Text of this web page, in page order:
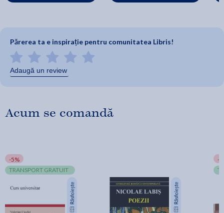
Părerea ta e inspirație pentru comunitatea Libris!
Adaugă un review
Acum se comandă
-5%
TRANSPORT GRATUIT
-